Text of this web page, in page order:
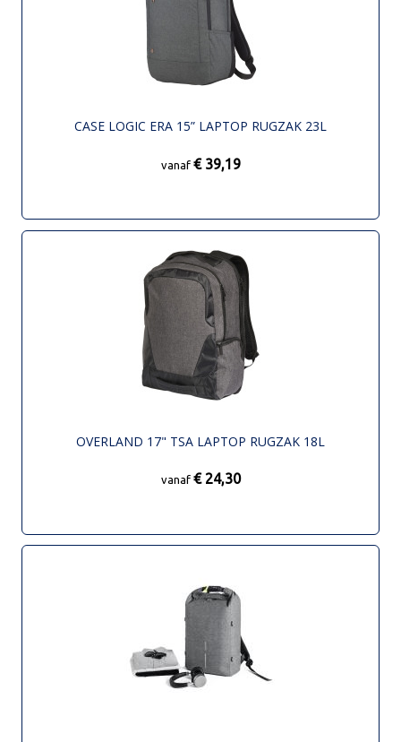
CASE LOGIC ERA 15” LAPTOP RUGZAK 23L
vanaf € 39,19
OVERLAND 17" TSA LAPTOP RUGZAK 18L
vanaf € 24,30